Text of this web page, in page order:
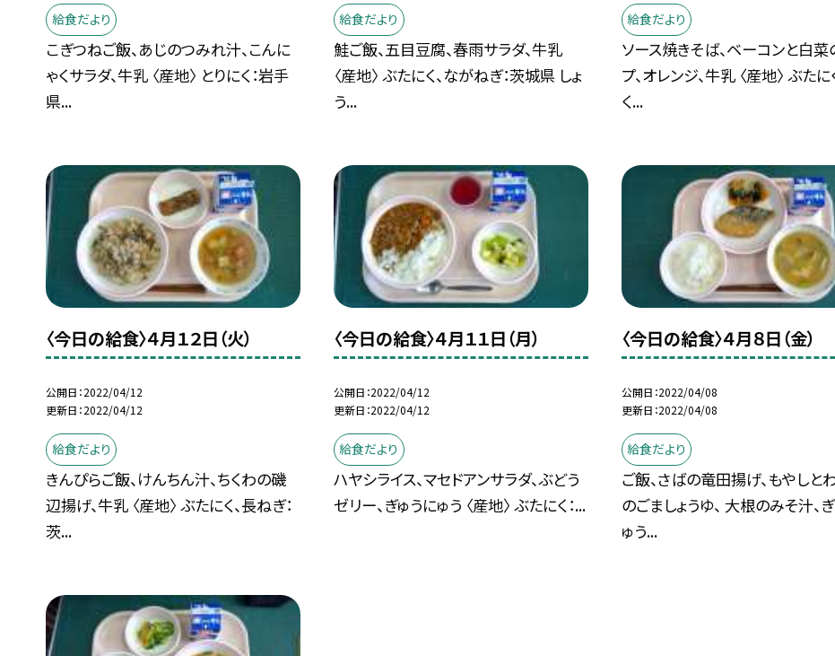
給食だより
こぎつねご飯、あじのつみれ汁、こんに
ゃくサラダ、牛乳 〈産地〉 とりにく：岩手
県...
給食だより
鮭ご飯、五目豆腐、春雨サラダ、牛乳
〈産地〉 ぶたにく、ながねぎ：茨城県 しょ
う...
給食だより
ソース焼きそば、ベーコンと白菜
プ、オレンジ、牛乳 〈産地〉 ぶたに
く...
〈今日の給食〉４月１２日（火）
公開日 2022/04/12
更新日 2022/04/12
給食だより
きんぴらご飯、けんちん汁、ちくわの磯
辺揚げ、牛乳 〈産地〉 ぶたにく、長ねぎ：
茨...
〈今日の給食〉４月１１日（月）
公開日 2022/04/12
更新日 2022/04/12
給食だより
ハヤシライス、マセドアンサラダ、ぶどう
ゼリー、ぎゅうにゅう 〈産地〉 ぶたにく：...
〈今日の給食〉４月８日（金）
公開日 2022/04/08
更新日 2022/04/08
給食だより
ご飯、さばの竜田揚げ、もやしと
のごましょうゆ、 大根のみそ汁、
ゅう...